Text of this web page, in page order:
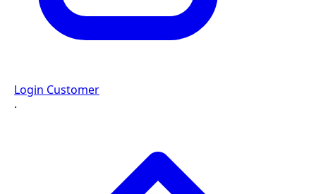
Login Customer
·